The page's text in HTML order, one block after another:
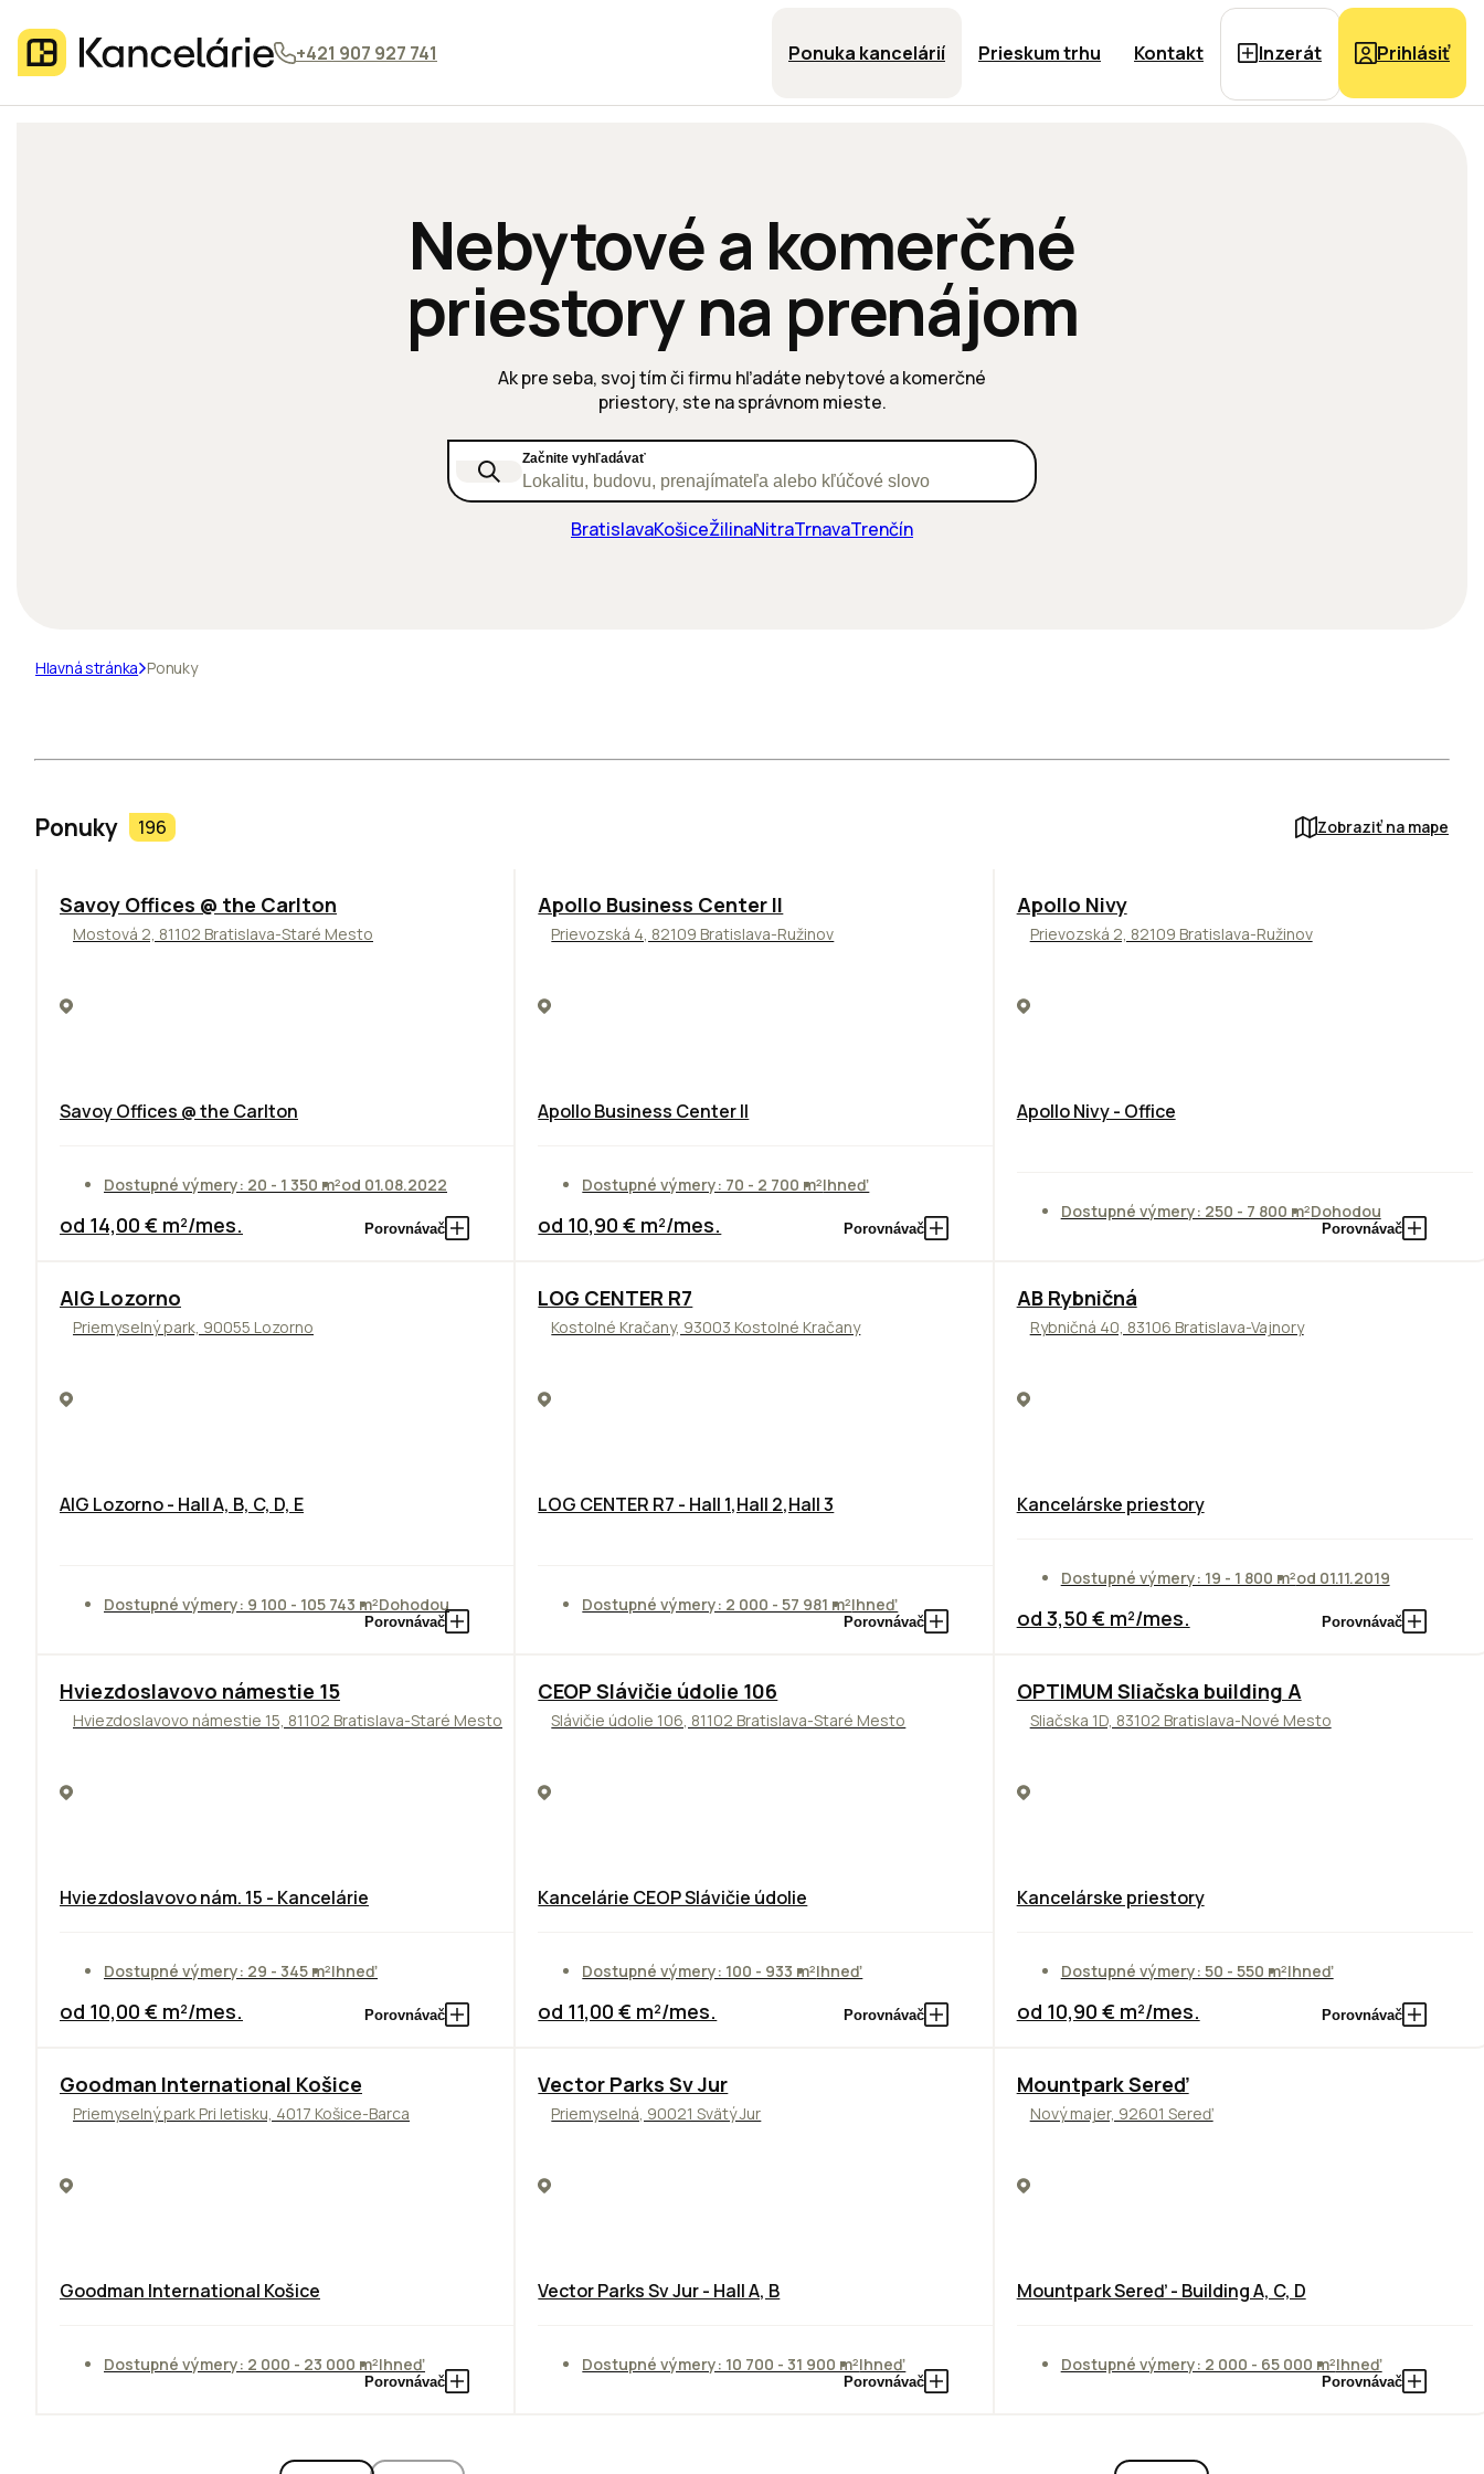
+421 907 927 741 Ponuka kancelárií Prieskum trhu Kontakt Inzerát Prihlásiť
Nebytové a komerčné
priestory na prenájom
Ak pre seba, svoj tím či firmu hľadáte nebytové a komerčné
priestory, ste na správnom mieste.
Začnite vyhľadávať
Lokalitu, budovu, prenajímateľa alebo kľúčové slovo
BratislavaKošiceŽilinaNitraTrnavaTrenčín
Hlavná stránka Ponuky
Ponuky 196 Zobraziť na mape
TOP
Savoy Offices @ the Carlton
Mostová 2, 81102 Bratislava-Staré Mesto
Savoy Offices @ the Carlton
Dostupné výmery: 20 - 1 350 m²od 01.08.2022
od 14,00 € m²/mes. Porovnávač
TOP NOVINKA ODPORÚČAME
Apollo Business Center II
Prievozská 4, 82109 Bratislava-Ružinov
Apollo Business Center II
Dostupné výmery: 70 - 2 700 m²Ihneď
od 10,90 € m²/mes. Porovnávač
Apollo Nivy
Prievozská 2, 82109 Bratislava-Ružinov
Apollo Nivy - Office
Dostupné výmery: 250 - 7 800 m²Dohodou
Porovnávač
TOP
AIG Lozorno
Priemyselný park, 90055 Lozorno
AIG Lozorno - Hall A, B, C, D, E
Dostupné výmery: 9 100 - 105 743 m²Dohodou
Porovnávač
TOP
LOG CENTER R7
Kostolné Kračany, 93003 Kostolné Kračany
LOG CENTER R7 - Hall 1,Hall 2,Hall 3
Dostupné výmery: 2 000 - 57 981 m²Ihneď
Porovnávač
AB Rybničná
Rybničná 40, 83106 Bratislava-Vajnory
Kancelárske priestory
Dostupné výmery: 19 - 1 800 m²od 01.11.2019
od 3,50 € m²/mes. Porovnávač
ODPORÚČAME
Hviezdoslavovo námestie 15
Hviezdoslavovo námestie 15, 81102 Bratislava-Staré Mesto
Hviezdoslavovo nám. 15 - Kancelárie
Dostupné výmery: 29 - 345 m²Ihneď
od 10,00 € m²/mes. Porovnávač
CEOP Slávičie údolie 106
Slávičie údolie 106, 81102 Bratislava-Staré Mesto
Kancelárie CEOP Slávičie údolie
Dostupné výmery: 100 - 933 m²Ihneď
od 11,00 € m²/mes. Porovnávač
OPTIMUM Sliačska building A
Sliačska 1D, 83102 Bratislava-Nové Mesto
Kancelárske priestory
Dostupné výmery: 50 - 550 m²Ihneď
od 10,90 € m²/mes. Porovnávač
Goodman International Košice
Priemyselný park Pri letisku, 4017 Košice-Barca
Goodman International Košice
Dostupné výmery: 2 000 - 23 000 m²Ihneď
Porovnávač
Vector Parks Sv Jur
Priemyselná, 90021 Svätý Jur
Vector Parks Sv Jur - Hall A, B
Dostupné výmery: 10 700 - 31 900 m²Ihneď
Porovnávač
NOVINKA
Mountpark Sereď
Nový majer, 92601 Sereď
Mountpark Sereď - Building A, C, D
Dostupné výmery: 2 000 - 65 000 m²Ihneď
Porovnávač